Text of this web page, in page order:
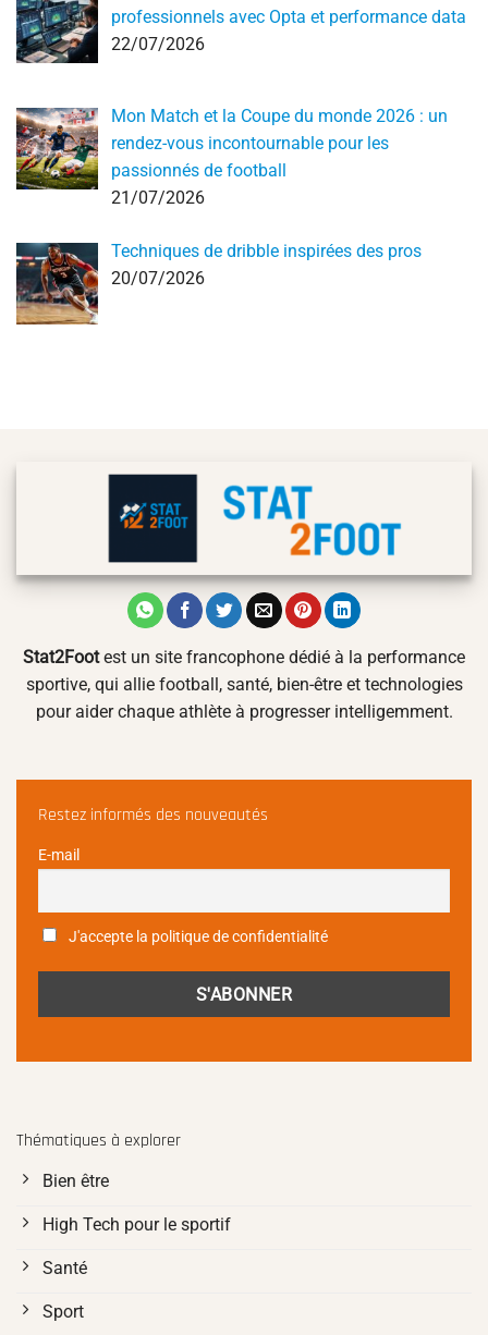
professionnels avec Opta et performance data
22/07/2026
Mon Match et la Coupe du monde 2026 : un
rendez-vous incontournable pour les
passionnés de football
21/07/2026
Techniques de dribble inspirées des pros
20/07/2026
Stat2Footest un site francophone dédié à la performance
sportive, qui allie football, santé, bien-être et technologies
pour aider chaque athlète à progresser intelligemment.
Restez informés des nouveautés
E-mail
J'accepte la politique de confidentialité
Thématiques à explorer
Bien être
High Tech pour le sportif
Santé
Sport